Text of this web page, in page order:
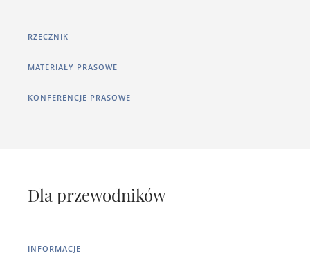
RZECZNIK
MATERIAŁY PRASOWE
KONFERENCJE PRASOWE
Dla przewodników
INFORMACJE